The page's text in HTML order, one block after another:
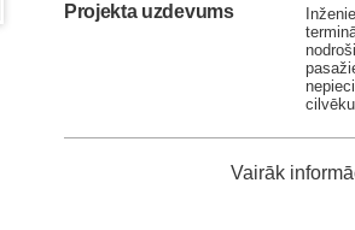
Projekta uzdevums
Vairāk